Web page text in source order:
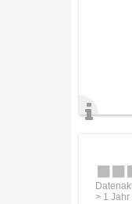
> 1 Jahr